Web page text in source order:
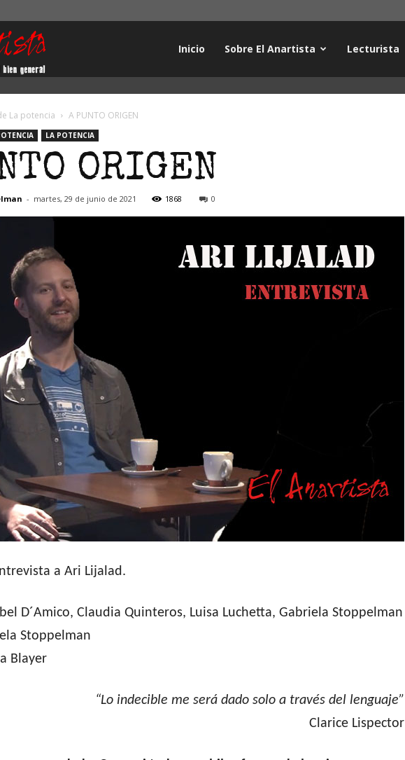
Inicio Sobre El Anartista Lecturista
La potencia A PUNTO ORIGEN
LA POTENCIA
ORIGEN
- martes, 29 de junio de 2021 1868 0
a Ari Lijalad.
D´Amico, Claudia Quinteros, Luisa Luchetta, Gabriela Stoppelman
Stoppelman
Blayer
“Lo indecible me será dado solo a través del lenguaje”
Clarice Lispector